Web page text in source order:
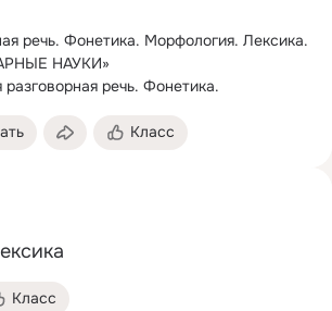
речь. Фонетика. Морфология. Лексика.
НАУКИ»
речь. Фонетика.
Класс
Класс